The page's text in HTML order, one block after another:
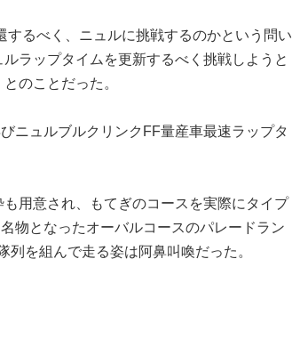
するべく、ニュルに挑戦するのかという問い
ラップタイムを更新するべく挑戦しようと
のことだった。
ニュルブルクリンクFF量産車最速ラップタ
用意され、もてぎのコースを実際にタイプ
物となったオーバルコースのパレードラン
を組んで走る姿は阿鼻叫喚だった。